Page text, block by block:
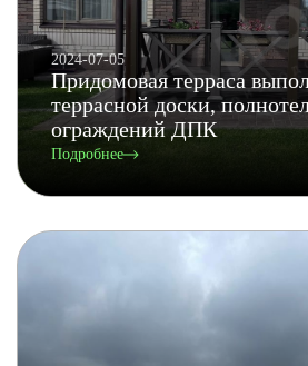
2024-07-05
Придомовая терраса
террасной доски,
ограждений ДПК
Подробнее